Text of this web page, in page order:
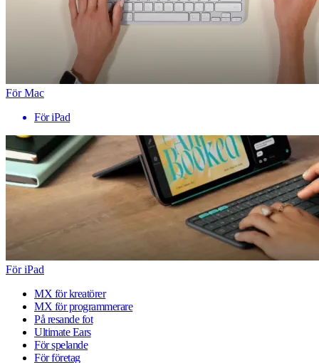
För Mac
För iPad
För iPad
MX för kreatörer
MX för programmerare
På resande fot
Ultimate Ears
För spelande
För företag